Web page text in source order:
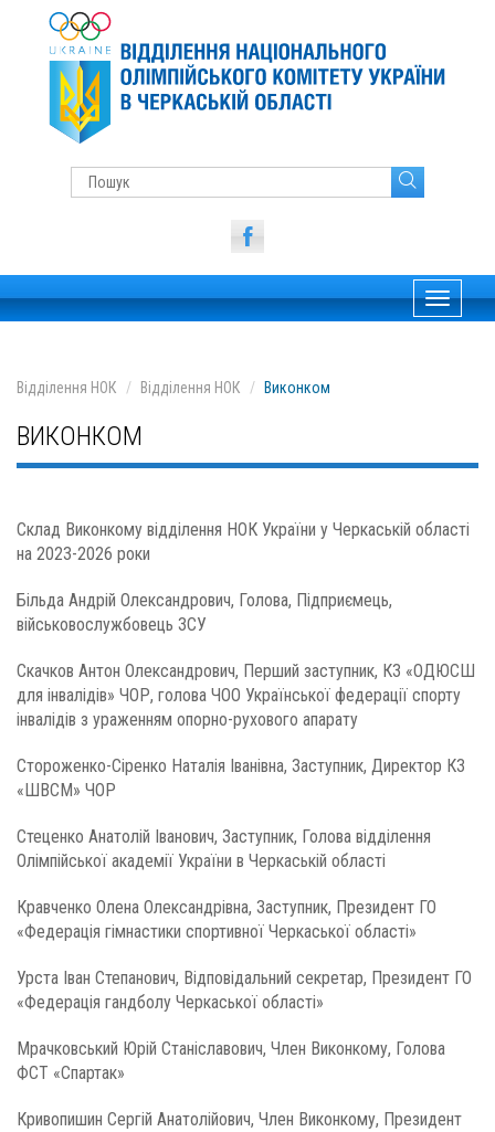
Toggle
Відділення НОК Відділення НОК Виконком
ВИКОНКОМ
Склад Виконкому відділення НОК України у Черкаській області
на 2023-2026 роки
Більда Андрій Олександрович, Голова, Підприємець,
військовослужбовець ЗСУ
Скачков Антон Олександрович, Перший заступник, КЗ «ОДЮСШ
для інвалідів» ЧОР, голова ЧОО Української федерації спорту
інвалідів з ураженням опорно-рухового апарату
Стороженко-Сіренко Наталія Іванівна, Заступник, Директор КЗ
«ШВСМ» ЧОР
Стеценко Анатолій Іванович, Заступник, Голова відділення
Олімпійської академії України в Черкаській області
Кравченко Олена Олександрівна, Заступник, Президент ГО
«Федерація гімнастики спортивної Черкаської області»
Урста Іван Степанович, Відповідальний секретар, Президент ГО
«Федерація гандболу Черкаської області»
Мрачковський Юрій Станіславович, Член Виконкому, Голова
ФСТ «Спартак»
Кривопишин Сергій Анатолійович, Член Виконкому, Президент